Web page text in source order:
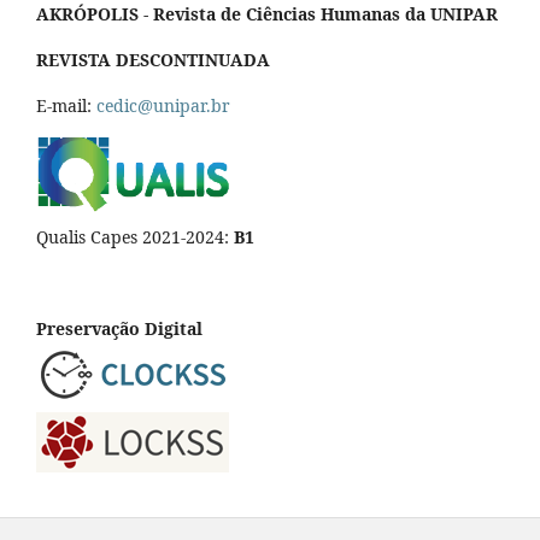
AKRÓPOLIS - Revista de Ciências Humanas da UNIPAR
REVISTA DESCONTINUADA
E-mail: cedic@unipar.br
Qualis Capes 2021-2024: B1
Preservação Digital